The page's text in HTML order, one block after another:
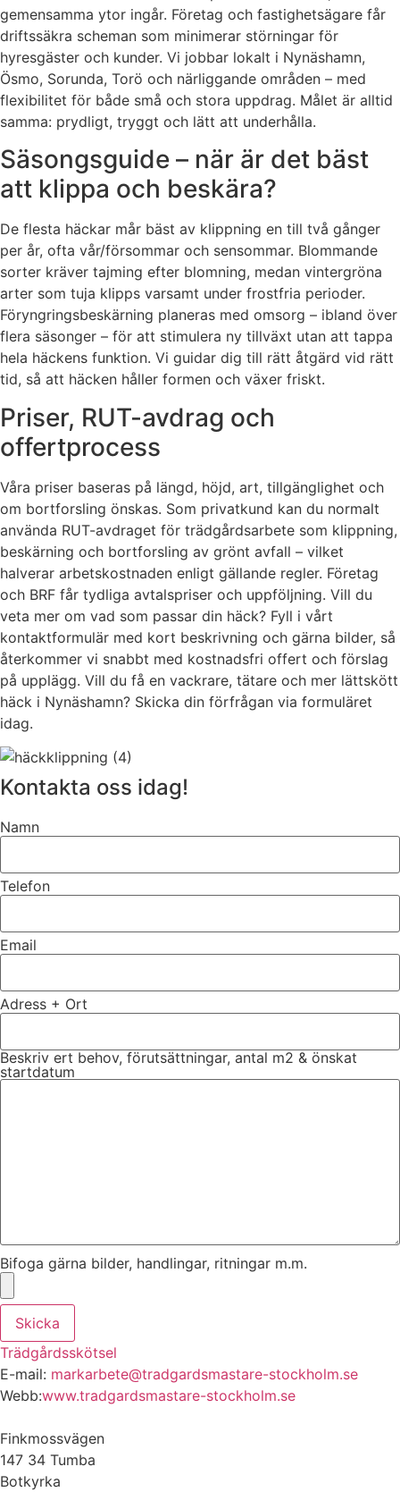
gemensamma ytor ingår. Företag och fastighetsägare får
driftssäkra scheman som minimerar störningar för
hyresgäster och kunder. Vi jobbar lokalt i Nynäshamn,
Ösmo, Sorunda, Torö och närliggande områden – med
flexibilitet för både små och stora uppdrag. Målet är alltid
samma: prydligt, tryggt och lätt att underhålla.
Säsongsguide – när är det bäst
att klippa och beskära?
De flesta häckar mår bäst av klippning en till två gånger
per år, ofta vår/försommar och sensommar. Blommande
sorter kräver tajming efter blomning, medan vintergröna
arter som tuja klipps varsamt under frostfria perioder.
Föryngringsbeskärning planeras med omsorg – ibland över
flera säsonger – för att stimulera ny tillväxt utan att tappa
hela häckens funktion. Vi guidar dig till rätt åtgärd vid rätt
tid, så att häcken håller formen och växer friskt.
Priser, RUT-avdrag och
offertprocess
Våra priser baseras på längd, höjd, art, tillgänglighet och
om bortforsling önskas. Som privatkund kan du normalt
använda RUT-avdraget för trädgårdsarbete som klippning,
beskärning och bortforsling av grönt avfall – vilket
halverar arbetskostnaden enligt gällande regler. Företag
och BRF får tydliga avtalspriser och uppföljning. Vill du
veta mer om vad som passar din häck? Fyll i vårt
kontaktformulär med kort beskrivning och gärna bilder, så
återkommer vi snabbt med kostnadsfri offert och förslag
på upplägg. Vill du få en vackrare, tätare och mer lättskött
häck i Nynäshamn? Skicka din förfrågan via formuläret
idag.
Kontakta oss idag!
Namn
Telefon
Email
Adress + Ort
Beskriv ert behov, förutsättningar, antal m2 & önskat
startdatum
Bifoga gärna bilder, handlingar, ritningar m.m.
Skicka
Trädgårdsskötsel
E-mail: markarbete@tradgardsmastare-stockholm.se
Webb:www.tradgardsmastare-stockholm.se
Finkmossvägen
147 34 Tumba
Botkyrka